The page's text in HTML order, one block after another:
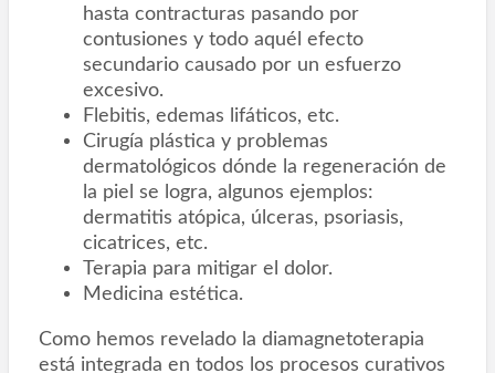
hasta contracturas pasando por
contusiones y todo aquél efecto
secundario causado por un esfuerzo
excesivo.
Flebitis, edemas lifáticos, etc.
Cirugía plástica y problemas
dermatológicos dónde la regeneración de
la piel se logra, algunos ejemplos:
dermatitis atópica, úlceras, psoriasis,
cicatrices, etc.
Terapia para mitigar el dolor.
Medicina estética.
Como hemos revelado la diamagnetoterapia
está integrada en todos los procesos curativos